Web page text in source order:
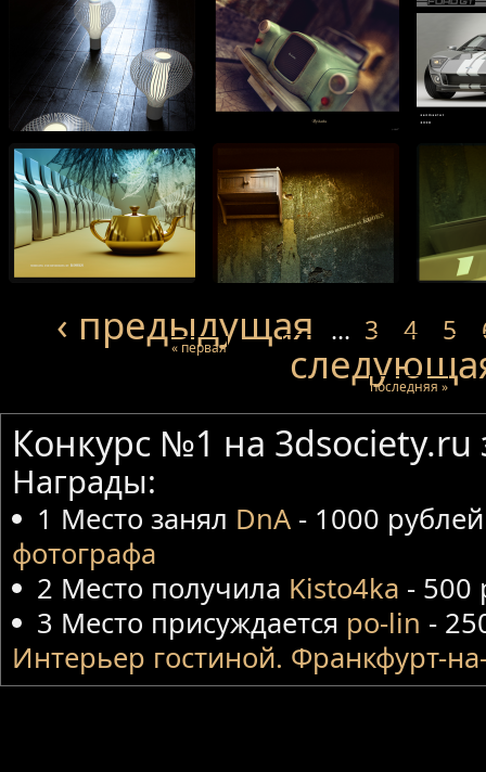
« первая
‹ предыдущая … 3 4 5
последняя »
Конкурс №1 на 3dsociety.ru
Награды:
1 Место занял DnA - 1000
фотографа
2 Место получила Kisto4ka - 500
3 Место присуждается po-lin -
Интерьер гостиной. Франкфурт-